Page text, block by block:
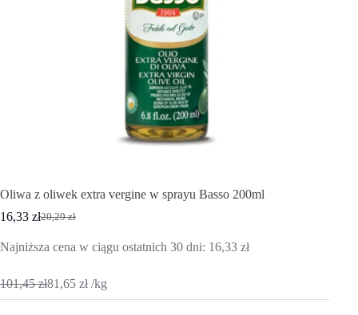
Oliwa z oliwek extra vergine w sprayu Basso 200ml
20,29zł
Pierwotna
wynosiła:
16,33 złAktualna
wynosi:
Najniższa cena w ciągu ostatnich 30 dni: 16,33 zł
101,45zł81,65 zł /kg